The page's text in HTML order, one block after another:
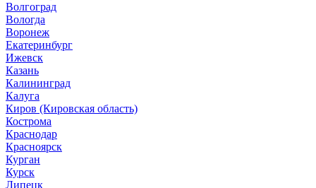
Волгоград
Вологда
Воронеж
Екатеринбург
Ижевск
Казань
Калининград
Калуга
Киров (Кировская область)
Кострома
Краснодар
Красноярск
Курган
Курск
Липецк